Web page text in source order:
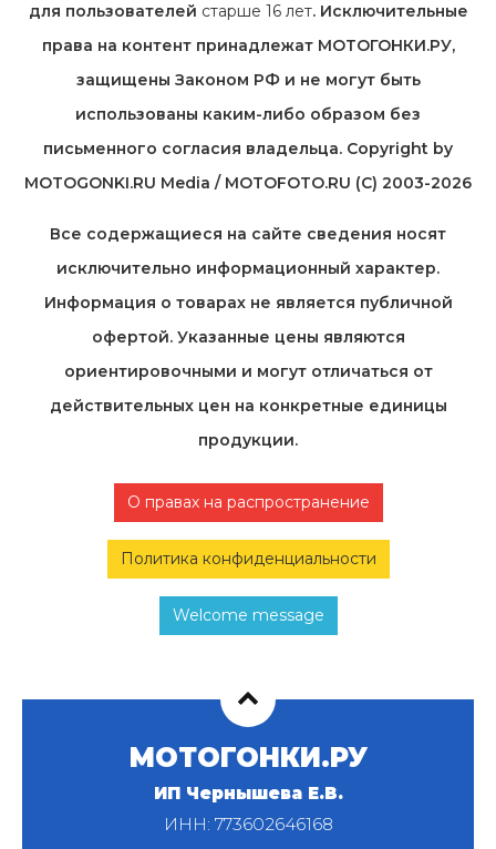
для пользователей старше 16 лет. Исключительные
права на контент принадлежат МОТОГОНКИ.РУ,
защищены Законом РФ и не могут быть
использованы каким-либо образом без
письменного согласия владельца. Copyright by
MOTOGONKI.RU Media / MOTOFOTO.RU (C) 2003-2026
Все содержащиеся на cайте сведения носят
исключительно информационный характер.
Информация о товарах не является публичной
офертой. Указанные цены являются
ориентировочными и могут отличаться от
действительных цен на конкретные единицы
продукции.
О правах на распространение
Политика конфиденциальности
Welcome message
МОТОГОНКИ.РУ
ИП Чернышева Е.В.
ИНН: 773602646168